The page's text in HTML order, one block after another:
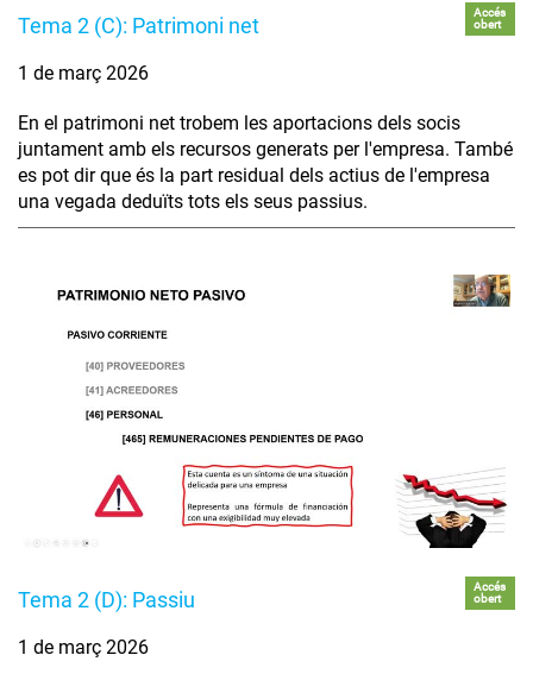
Tema 2 (C): Patrimoni net
Accés
obert
1 de març 2026
En el patrimoni net trobem les aportacions dels socis
juntament amb els recursos generats per l'empresa. També
es pot dir que és la part residual dels actius de l'empresa
una vegada deduïts tots els seus passius.
Tema 2 (D): Passiu
Accés
obert
1 de març 2026